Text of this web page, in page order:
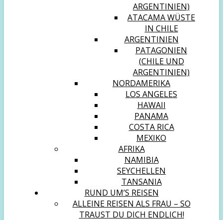
ARGENTINIEN)
ATACAMA WÜSTE
IN CHILE
ARGENTINIEN
PATAGONIEN
(CHILE UND
ARGENTINIEN)
NORDAMERIKA
LOS ANGELES
HAWAII
PANAMA
COSTA RICA
MEXIKO
AFRIKA
NAMIBIA
SEYCHELLEN
TANSANIA
RUND UM’S REISEN
ALLEINE REISEN ALS FRAU – SO
TRAUST DU DICH ENDLICH!